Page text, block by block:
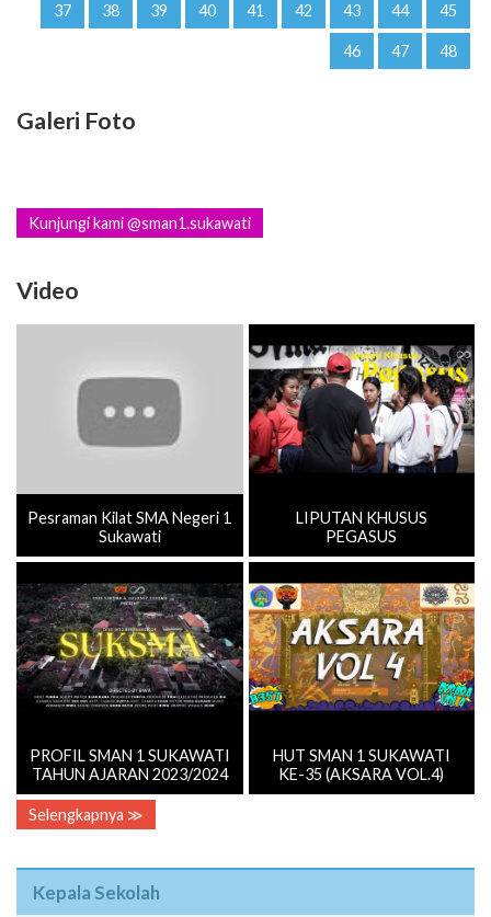
37 38 39 40 41 42 43 44 45
46 47 48
Galeri Foto
Kunjungi kami @sman1.sukawati
Video
Pesraman Kilat SMA Negeri 1
Sukawati
LIPUTAN KHUSUS
PEGASUS
PROFIL SMAN 1 SUKAWATI
TAHUN AJARAN 2023/2024
HUT SMAN 1 SUKAWATI
KE-35 (AKSARA VOL.4)
Selengkapnya ≫
Kepala Sekolah